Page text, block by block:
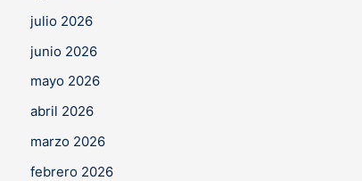
julio 2026
junio 2026
mayo 2026
abril 2026
marzo 2026
febrero 2026